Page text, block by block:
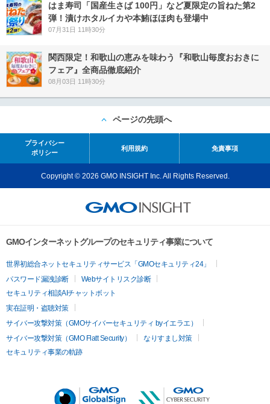
はま寿司「国産生さば 100円」など夏限定の旨ねた第2
弾！漬けホタルイカや本鮪ほほ肉も登場中
07月31日 11時30分
関西限定！和歌山の恵みを味わう『和歌山毎度おおきに
フェア』全商品徹底紹介
08月03日 11時30分
ページの先頭へ
プライバシー
ポリシー
利用規約 免責事項
Copyright © 2026 GMO INSIGHT Inc. All Rights Reserved.
GMOインターネットグループのセキュリティ事業について
世界初総合ネットセキュリティサービス「GMOセキュリティ24」
パスワード漏洩診断
Webサイトリスク診断
セキュリティ相談AIチャットボット
実在証明・盗聴対策
サイバー攻撃対策（GMOサイバーセキュリティ byイエラエ）
サイバー攻撃対策（GMO Flatt Security）
なりすまし対策
セキュリティ事業の軌跡